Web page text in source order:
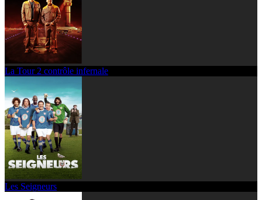
La Tour 2 contrôle infernale
Les Seigneurs